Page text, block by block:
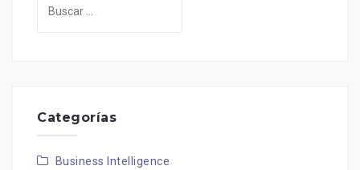
Categorías
Business Intelligence